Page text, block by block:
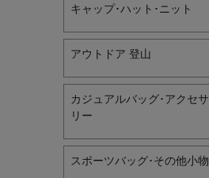
キャップ･ハット･ニット
アウトドア 登山
カジュアルバッグ･アクセサ
リー
スポーツバッグ･その他小物